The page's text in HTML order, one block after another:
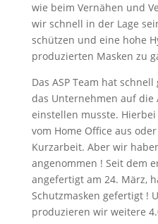
wie beim Vernähen und
wir schnell in der Lage
schützen und eine hohe
produzierten Masken zu
Das ASP Team hat
das Unternehmen auf die
einstellen musste.
vom Home Office aus
Kurzarbeit. Aber wir
angenommen ! Seit dem
angefertigt am 24. März,
Schutzmasken gefertigt !
produzieren wir weitere